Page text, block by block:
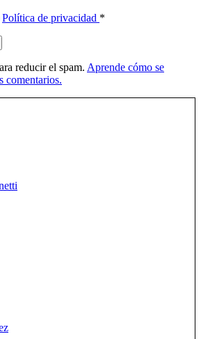
Política de privacidad *
reducir el spam. Aprende cómo se
comentarios.